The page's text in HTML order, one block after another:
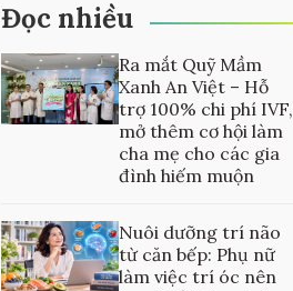
Đọc nhiều
Ra mắt Quỹ Mầm
Xanh An Việt – Hỗ
trợ 100% chi phí IVF,
mở thêm cơ hội làm
cha mẹ cho các gia
đình hiếm muộn
Nuôi dưỡng trí não
từ căn bếp: Phụ nữ
làm việc trí óc nên